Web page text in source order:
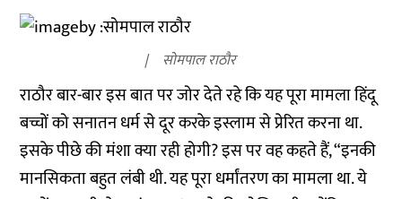
सोमपाल राठौर
राठौर बार-बार इस बात पर जोर देते रहे कि यह पूरा मामला हिंदू
बच्चों को सनातन धर्म से दूर करके इस्लाम से प्रेरित करना था.
इसके पीछे की मंशा क्या रही होगी? इस पर वह कहते हैं, “इनकी
मानसिकता बहुत लंबी थी. यह पूरा धर्मांतरण का मामला था. ये